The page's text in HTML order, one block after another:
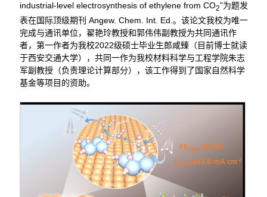
industrial-level electrosynthesis of ethylene from CO2”为题发
表在国际顶级期刊 Angew. Chem. Int. Ed.。该论文我校为唯一
完成与通讯单位，翟艳玲教授和郭伟伟副教授为共同通讯作
者，第一作者为我校2022级硕士毕业生郎咸臻（目前博士就读
于西安交通大学），共同一作为我校材料科学与工程学院朱志
军副教授（负责理论计算部分），该工作得到了国家自然科学
基金等项目的资助。